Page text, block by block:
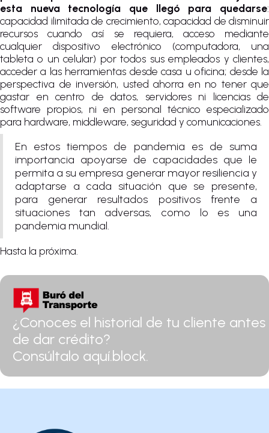
esta nueva tecnología que llegó para quedarse:
capacidad ilimitada de crecimiento, capacidad de disminuir
recursos cuando así se requiera, acceso mediante
cualquier dispositivo electrónico (computadora, una
tableta o un celular) por todos sus empleados y clientes,
acceder a las herramientas desde casa u oficina; desde la
perspectiva de inversión, usted ahorra en no tener que
gastar en centro de datos, servidores ni licencias de
software propios, ni en personal técnico especializado
para hardware, middleware, seguridad y comunicaciones.
En estos tiempos de pandemia es de suma
importancia apoyarse de capacidades que le
permita a su empresa generar mayor resiliencia y
adaptarse a cada situación que se presente,
para generar resultados positivos frente a
situaciones tan adversas, como lo es una
pandemia mundial.
Hasta la próxima.
¿Conoces el historial de tu cliente antes
de dar crédito?
Consúltalo aquí.block.